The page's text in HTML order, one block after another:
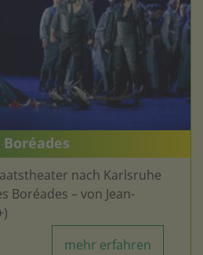
nach Karlsruhe
Boréades – von Jean-
mehr erfahren